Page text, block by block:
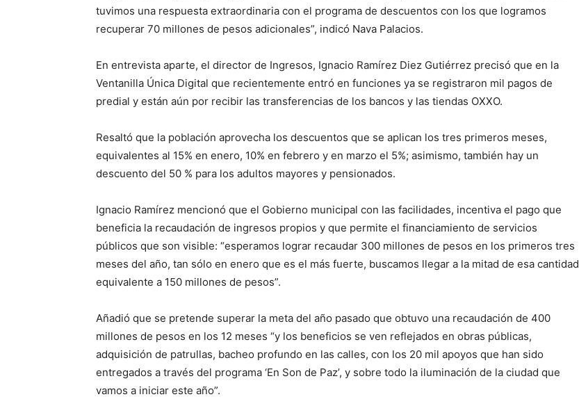
tuvimos una respuesta extraordinaria con el programa de descuentos con los que logramos
recuperar 70 millones de pesos adicionales”, indicó Nava Palacios.
En entrevista aparte, el director de Ingresos, Ignacio Ramírez Diez Gutiérrez precisó que en la
Ventanilla Única Digital que recientemente entró en funciones ya se registraron mil pagos de
predial y están aún por recibir las transferencias de los bancos y las tiendas OXXO.
Resaltó que la población aprovecha los descuentos que se aplican los tres primeros meses,
equivalentes al 15% en enero, 10% en febrero y en marzo el 5%; asimismo, también hay un
descuento del 50 % para los adultos mayores y pensionados.
Ignacio Ramírez mencionó que el Gobierno municipal con las facilidades, incentiva el pago que
beneficia la recaudación de ingresos propios y que permite el financiamiento de servicios
públicos que son visible: “esperamos lograr recaudar 300 millones de pesos en los primeros tres
meses del año, tan sólo en enero que es el más fuerte, buscamos llegar a la mitad de esa cantidad
equivalente a 150 millones de pesos”.
Añadió que se pretende superar la meta del año pasado que obtuvo una recaudación de 400
millones de pesos en los 12 meses “y los beneficios se ven reflejados en obras públicas,
adquisición de patrullas, bacheo profundo en las calles, con los 20 mil apoyos que han sido
entregados a través del programa ‘En Son de Paz’, y sobre todo la iluminación de la ciudad que
vamos a iniciar este año”.